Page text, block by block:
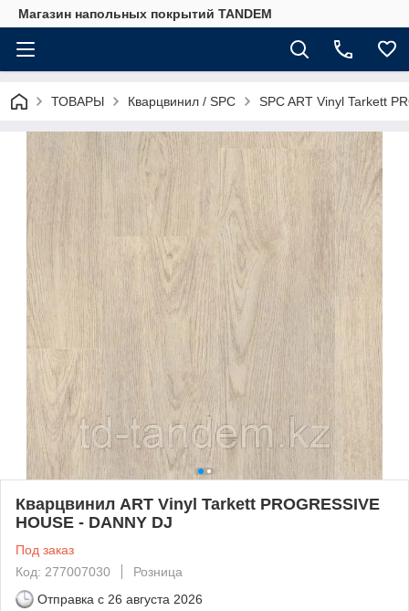
Магазин напольных покрытий TANDEM
ТОВАРЫ Кварцвинил / SPC SPC ART Vinyl Tarkett
Кварцвинил ART Vinyl Tarkett PROGRESSIVE
HOUSE - DANNY DJ
Под заказ
Код: 277007030
Розница
Отправка с 26 августа 2026